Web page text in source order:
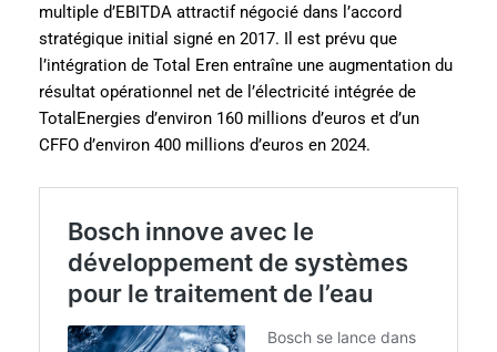
multiple d’EBITDA attractif négocié dans l’accord
stratégique initial signé en 2017. Il est prévu que
l’intégration de Total Eren entraîne une augmentation du
résultat opérationnel net de l’électricité intégrée de
TotalEnergies d’environ 160 millions d’euros et d’un
CFFO d’environ 400 millions d’euros en 2024.